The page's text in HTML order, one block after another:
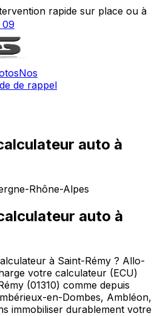
rapide sur place ou à
Nos
de rappel
auto à
Rhône-Alpes
auto à
à Saint-Rémy ? Allo-
votre calculateur (ECU)
(01310) comme depuis
en-Dombes, Ambléon,
immobiliser durablement votre